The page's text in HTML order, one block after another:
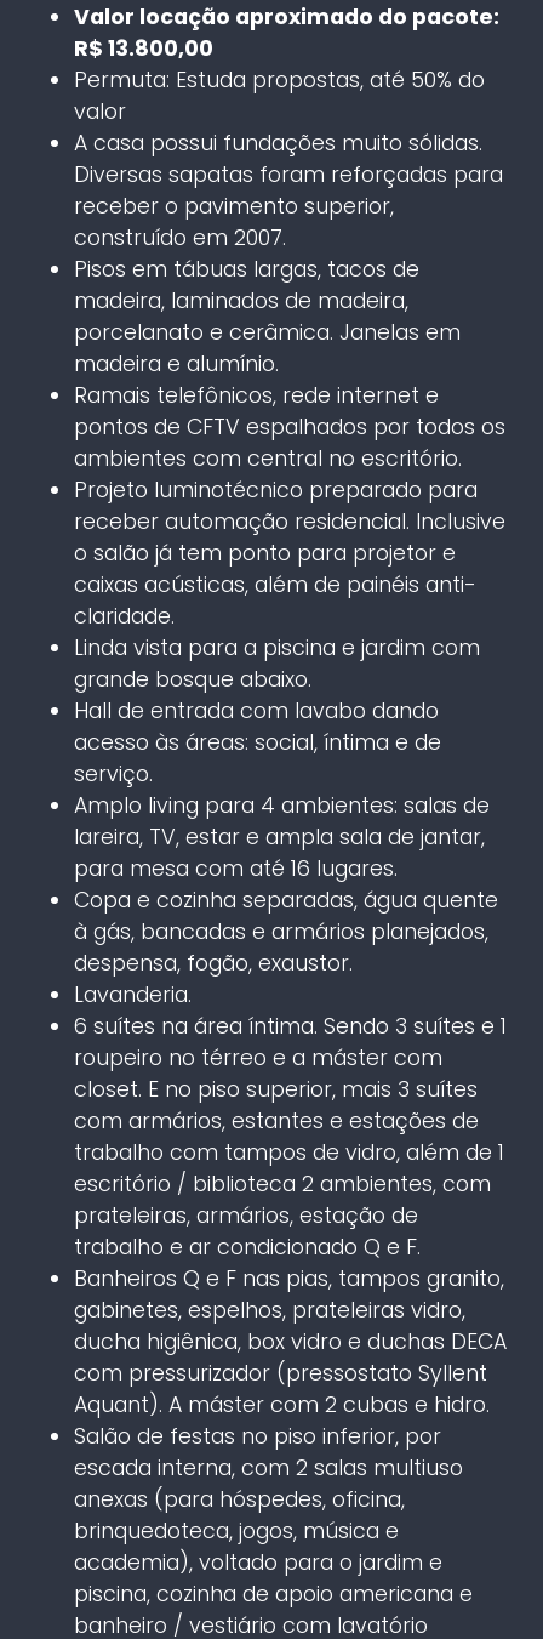
Valor locação aproximado do pacote:
R$ 13.800,00
Permuta: Estuda propostas, até 50% do
valor
A casa possui fundações muito sólidas.
Diversas sapatas foram reforçadas para
receber o pavimento superior,
construído em 2007.
Pisos em tábuas largas, tacos de
madeira, laminados de madeira,
porcelanato e cerâmica. Janelas em
madeira e alumínio.
Ramais telefônicos, rede internet e
pontos de CFTV espalhados por todos os
ambientes com central no escritório.
Projeto luminotécnico preparado para
receber automação residencial. Inclusive
o salão já tem ponto para projetor e
caixas acústicas, além de painéis anti-
claridade.
Linda vista para a piscina e jardim com
grande bosque abaixo.
Hall de entrada com lavabo dando
acesso às áreas: social, íntima e de
serviço.
Amplo living para 4 ambientes: salas de
lareira, TV, estar e ampla sala de jantar,
para mesa com até 16 lugares.
Copa e cozinha separadas, água quente
à gás, bancadas e armários planejados,
despensa, fogão, exaustor.
Lavanderia.
6 suítes na área íntima. Sendo 3 suítes e 1
roupeiro no térreo e a máster com
closet. E no piso superior, mais 3 suítes
com armários, estantes e estações de
trabalho com tampos de vidro, além de 1
escritório / biblioteca 2 ambientes, com
prateleiras, armários, estação de
trabalho e ar condicionado Q e F.
Banheiros Q e F nas pias, tampos granito,
gabinetes, espelhos, prateleiras vidro,
ducha higiênica, box vidro e duchas DECA
com pressurizador (pressostato Syllent
Aquant). A máster com 2 cubas e hidro.
Salão de festas no piso inferior, por
escada interna, com 2 salas multiuso
anexas (para hóspedes, oficina,
brinquedoteca, jogos, música e
academia), voltado para o jardim e
piscina, cozinha de apoio americana e
banheiro / vestiário com lavatório